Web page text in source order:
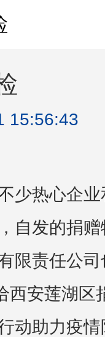
15:56:43
少热心企业
自发的捐赠
限责任公司
西安莲湖区
动助力疫情